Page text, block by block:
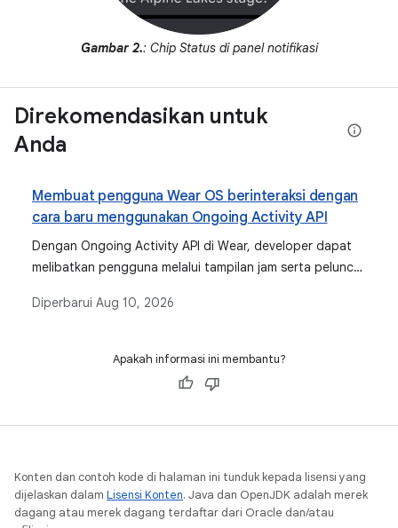
Gambar 2.: Chip Status di panel notifikasi
Direkomendasikan untuk
Anda
Membuat pengguna Wear OS berinteraksi dengan
cara baru menggunakan Ongoing Activity API
Dengan Ongoing Activity API di Wear, developer dapat
melibatkan pengguna melalui tampilan jam serta peluncur
memungkinkan pengguna tersebut kembali ke aplikasi
Diperbarui Aug 10, 2026
Apakah informasi ini membantu?
Konten dan contoh kode di halaman ini tunduk kepada lisensi yang
dijelaskan dalam Lisensi Konten. Java dan OpenJDK adalah merek
dagang atau merek dagang terdaftar dari Oracle dan/atau